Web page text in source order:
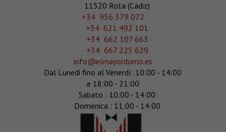
11520 Rota (Cádiz)
‎+34 956 379 072
+34 621 492 101
+34 662 107 663
+34 667 225 629
info@elmayordomo.es
Dal Lunedi fino al Venerdì: 10:00 - 14:00
e 18:00 - 21:00
Sabato : 10:00 - 14:00
Domenica : 11:00 - 14:00